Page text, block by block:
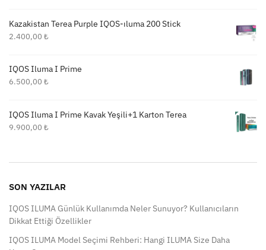
Kazakistan Terea Purple IQOS-ıluma 200 Stick
2.400,00 ₺
IQOS Iluma I Prime
6.500,00 ₺
IQOS Iluma I Prime Kavak Yeşili+1 Karton Terea
9.900,00 ₺
SON YAZILAR
IQOS ILUMA Günlük Kullanımda Neler Sunuyor? Kullanıcıların
Dikkat Ettiği Özellikler
IQOS ILUMA Model Seçimi Rehberi: Hangi ILUMA Size Daha